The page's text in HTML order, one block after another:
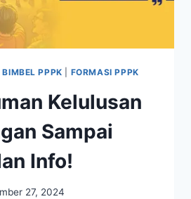
|BIMBEL PPPK FORMASI PPPK
Kelulusan
Sampai
Info!
27, 2024